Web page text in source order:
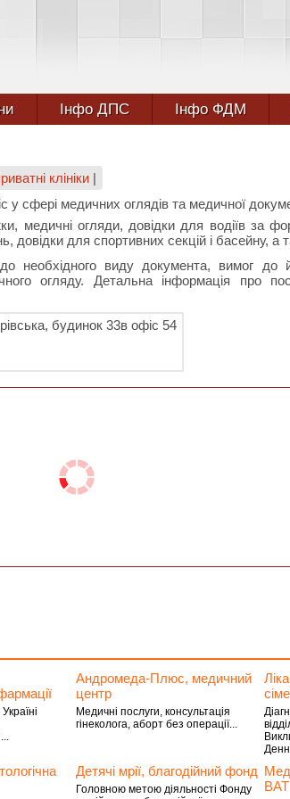
Інфо ДПС Інфо ФДМ
клініки |
сфері медичних оглядів та медичної
медичні огляди, довідки для водіїв за
для спортивних секцій і басейну, а
необхідного виду документа, вимог до
огляду. Детальна інформація про
будинок 33в офіс 54
Андромеда-Плюс, медичний
центр
Медичні послуги, консультація
гінеколога, аборт без операції...
Детячі мрії, благодійний фонд
Головною метою діяльності Фонду
ВАТ